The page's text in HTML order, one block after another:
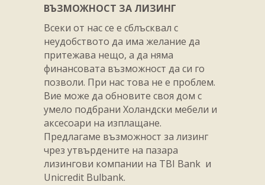
ВЪЗМОЖНОСТ ЗА ЛИЗИНГ
Всеки от нас се е сблъсквал с
неудобството да има желание да
притежава нещо, а да няма
финансовата възможност да си го
позволи. При нас това не е проблем.
Вие може да обновите своя дом с
умело подбрани Холандски мебели и
аксесоари на изплащане.
Предлагаме възможност за лизинг
чрез утвърдените на пазара
лизингови компании на TBI Bank и
Unicredit Bulbank.